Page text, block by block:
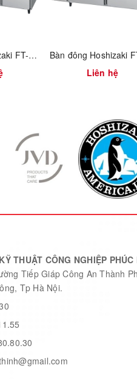
mát
Bàn đông Hoshizaki FT-188MA-S
Liên hệ
THUẬT CÔNG NGHIỆP
Tiếp Giáp Công An Thành
Tp Hà Nội.